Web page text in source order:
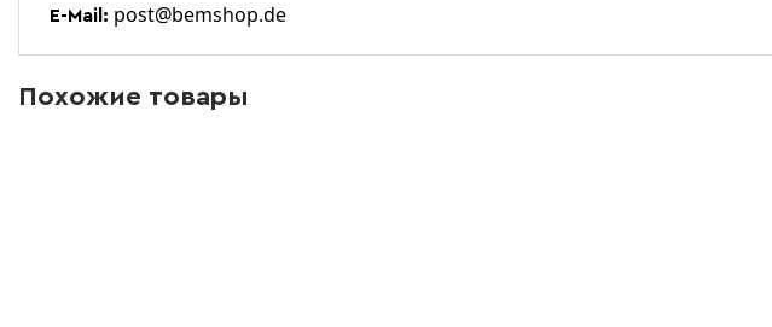
E-Mail: post@bemshop.de
Похожие товары